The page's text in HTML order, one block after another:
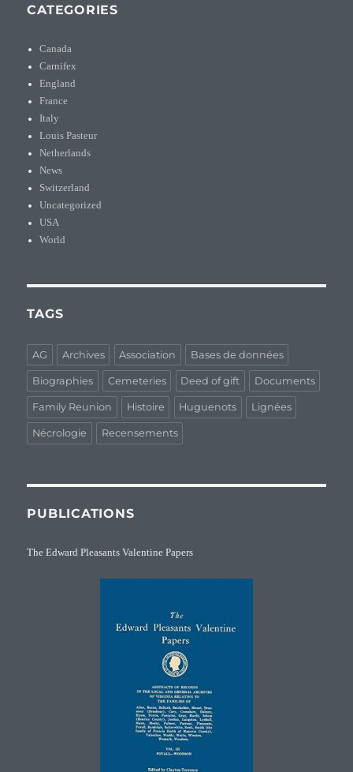
CATEGORIES
Canada
Carnifex
England
France
Italy
Louis Pasteur
Netherlands
News
Switzerland
Uncategorized
USA
World
TAGS
AG Archives Association Bases de données
Biographies Cemeteries Deed of gift Documents
Family Reunion Histoire Huguenots Lignées
Nécrologie Recensements
PUBLICATIONS
The Edward Pleasants Valentine Papers